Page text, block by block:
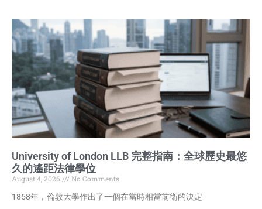
University of London LLB 完整指南：全球歷史最悠
久的遙距法律學位
August 4, 2026
No Comments
1858年，倫敦大學作出了一個在當時相當前衛的決定